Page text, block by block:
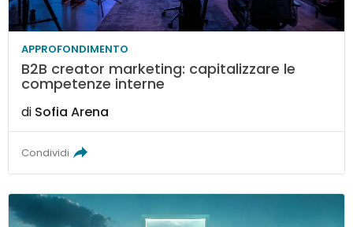
APPROFONDIMENTO
B2B creator marketing: capitalizzare le
competenze interne
di Sofia Arena
Condividi